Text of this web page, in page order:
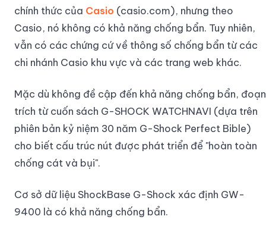
chính thức của Casio (casio.com), nhưng theo
Casio, nó không có khả năng chống bẩn. Tuy nhiên,
vẫn có các chứng cứ về thông số chống bẩn từ các
chi nhánh Casio khu vực và các trang web khác.
Mặc dù không đề cập đến khả năng chống bẩn, đoạn
trích từ cuốn sách G-SHOCK WATCHNAVI (dựa trên
phiên bản kỷ niệm 30 năm G-Shock Perfect Bible)
cho biết cấu trúc nút được phát triển để "hoàn toàn
chống cát và bụi".
Cơ sở dữ liệu ShockBase G-Shock xác định GW-
9400 là có khả năng chống bẩn.